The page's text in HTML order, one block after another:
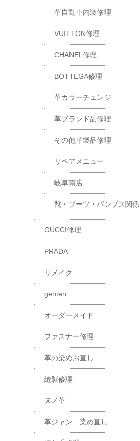
革自動車内装修理
VUITTON修理
CHANEL修理
BOTTEGA修理
革カラーチェンジ
革ブランド品修理
その他革製品修理
リペアメニュー
岐阜南店
靴・ブーツ・パンプス関係
GUCCI修理
PRADA
リメイク
genten
オーダーメイド
ファスナー修理
革の染めお直し
縫製修理
ヌメ革
革ジャン 染め直し